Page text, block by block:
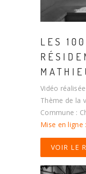
LES
Vidéo
Thème de la
Commune :
Mise en ligne
VOIR LE